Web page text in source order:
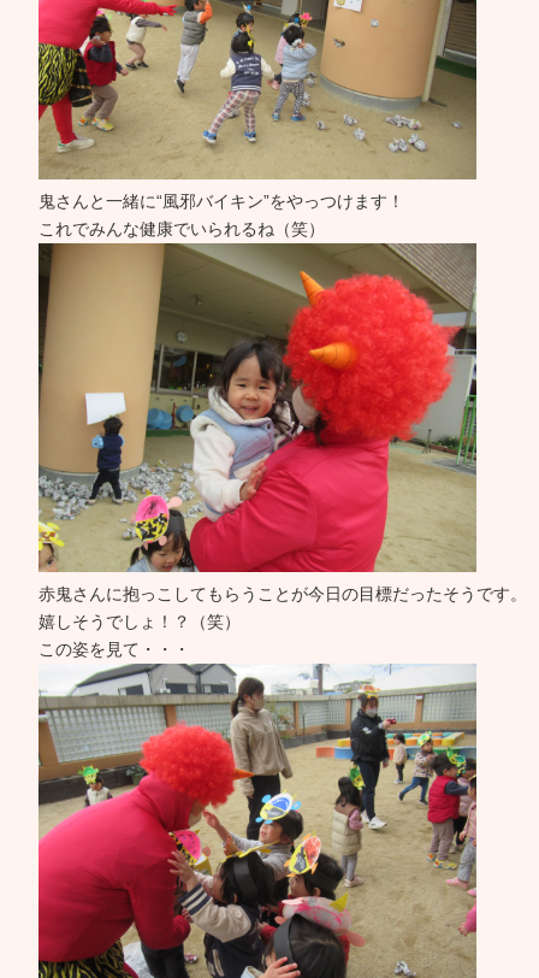
鬼さんと一緒に“風邪バイキン”をやっつけます！
これでみんな健康でいられるね（笑）
赤鬼さんに抱っこしてもらうことが今日の目標だったそうです。
嬉しそうでしょ！？（笑）
この姿を見て・・・